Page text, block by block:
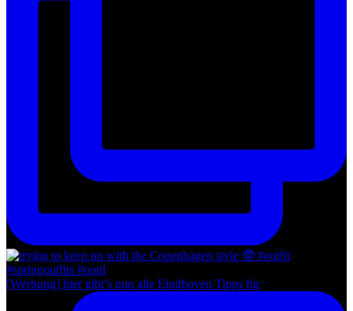
[Werbung] hier gibt’s nun alle Eindhoven Tipps für